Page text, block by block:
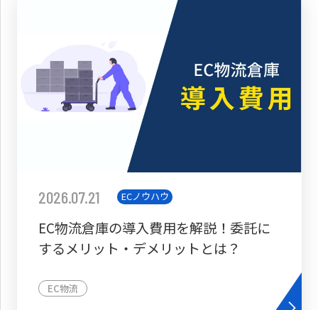
2026.07.21 ECノウハウ
EC物流倉庫の導入費用を解説！委託に
するメリット・デメリットとは？
EC物流